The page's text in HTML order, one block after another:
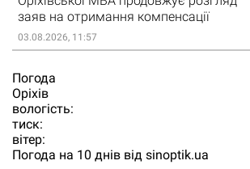
заяв на отримання компенсації
03.08.2026, 11:57
Погода
Орiхiв
вологість:
тиск:
вітер:
Погода на 10 днів від sinoptik.ua